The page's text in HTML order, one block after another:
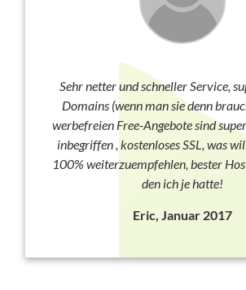
Sehr netter und schneller Service,
Domains (wenn man sie denn
werbefreien Free-Angebote sind
inbegriffen , kostenloses SSL, was
100% weiterzuempfehlen, bester
den ich je hatte!
Eric, Januar 2017